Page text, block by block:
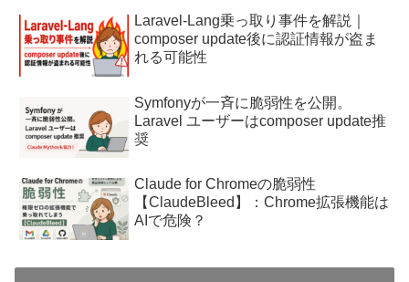
Laravel-Lang乗っ取り事件を解説｜
composer update後に認証情報が盗ま
れる可能性
Symfonyが一斉に脆弱性を公開。
Laravel ユーザーはcomposer update推
奨
Claude for Chromeの脆弱性
【ClaudeBleed】：Chrome拡張機能は
AIで危険？